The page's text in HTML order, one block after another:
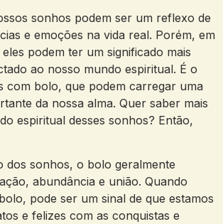
sonhos podem ser um reflexo⁤ de
e⁤ emoções‌ na vida real. Porém, em
‌podem ter ⁤um significado mais
ao nosso‌ mundo espiritual. ⁤É o
com⁣ bolo, que podem⁤ carregar uma
da nossa alma. Quer ⁣saber mais
​espiritual desses sonhos? Então,
dos sonhos, o bolo geralmente
abundância e ‌união. Quando
pode ser um sinal de que estamos
e felizes‌ com as conquistas e